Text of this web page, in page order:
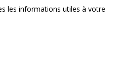
les informations utiles à votre